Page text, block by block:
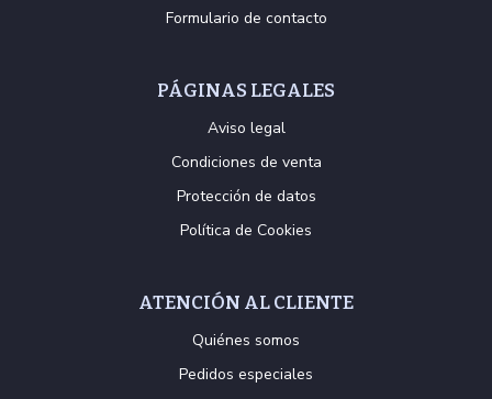
Formulario de contacto
PÁGINAS LEGALES
Aviso legal
Condiciones de venta
Protección de datos
Política de Cookies
ATENCIÓN AL CLIENTE
Quiénes somos
Pedidos especiales